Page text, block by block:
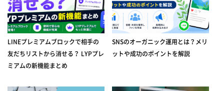
LINEプレミアムブロックで相手の
友だちリストから消せる？ LYPプレ
ミアムの新機能まとめ
SNSのオーガニック運用とは？メリ
ットや成功のポイントを解説